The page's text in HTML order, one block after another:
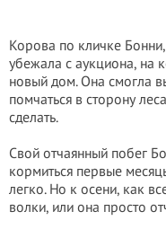
Корова по кличке
убежала с аукциона, на
новый дом. Она смогла
помчаться в сторону
сделать.
Свой отчаянный побег
кормиться первые
легко. Но к осени, как
волки, или она просто